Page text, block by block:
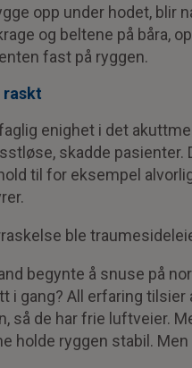
opp under hodet, blir
og beltene på båra,
fast på ryggen.
raskt
enighet i det
skadde pasienter.
til for eksempel
ble
begynte å snuse på
i gang? All erfaring
så de har frie luftveier.
holde ryggen stabil.